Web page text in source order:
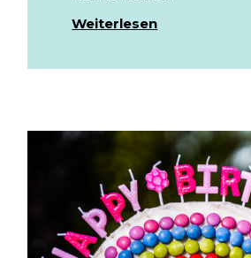
Weiterlesen